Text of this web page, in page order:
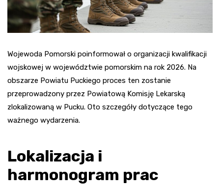
Wojewoda Pomorski poinformował o organizacji kwalifikacji
wojskowej w województwie pomorskim na rok 2026. Na
obszarze Powiatu Puckiego proces ten zostanie
przeprowadzony przez Powiatową Komisję Lekarską
zlokalizowaną w Pucku. Oto szczegóły dotyczące tego
ważnego wydarzenia.
Lokalizacja i
harmonogram prac